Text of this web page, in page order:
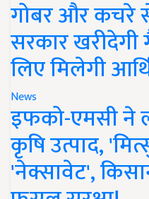
गोबर और कचरे
सरकार
लिए मिलेगी
News
इफको-एमसी ने
कृषि उत्पाद,
'नेक्सावेट',